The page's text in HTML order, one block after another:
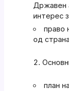
Државен
интерес
право
од
план